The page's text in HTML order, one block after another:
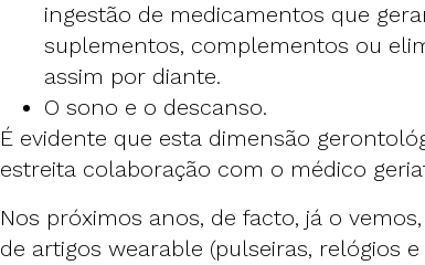
ingestão de medicamentos que
suplementos, complementos ou
assim por diante.
O sono e o descanso.
É evidente que esta dimensão
estreita colaboração com o médico
Nos próximos anos, de facto, já o
de artigos wearable (pulseiras, relógios